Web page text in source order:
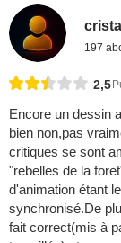
cristal
197
2,5
Encore un dessin
bien non,pas
critiques se sont
"rebelles de la
d'animation étant
synchronisé.De
fait correct(mis à